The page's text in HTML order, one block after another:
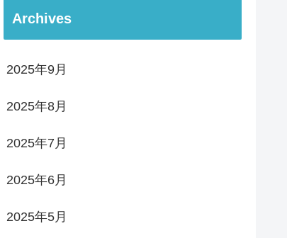
Archives
2025年9月
2025年8月
2025年7月
2025年6月
2025年5月